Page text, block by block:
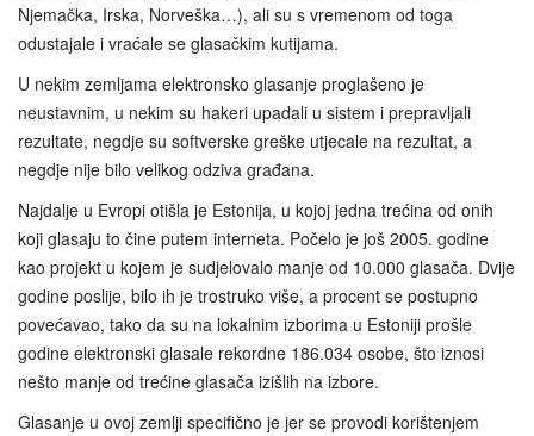
Njemačka, Irska, Norveška…), ali su s vremenom od toga
odustajale i vraćale se glasačkim kutijama.
U nekim zemljama elektronsko glasanje proglašeno je
neustavnim, u nekim su hakeri upadali u sistem i prepravljali
rezultate, negdje su softverske greške utjecale na rezultat, a
negdje nije bilo velikog odziva građana.
Najdalje u Evropi otišla je Estonija, u kojoj jedna trećina od onih
koji glasaju to čine putem interneta. Počelo je još 2005. godine
kao projekt u kojem je sudjelovalo manje od 10.000 glasača. Dvije
godine poslije, bilo ih je trostruko više, a procent se postupno
povećavao, tako da su na lokalnim izborima u Estoniji prošle
godine elektronski glasale rekordne 186.034 osobe, što iznosi
nešto manje od trećine glasača izišlih na izbore.
Glasanje u ovoj zemlji specifično je jer se provodi korištenjem